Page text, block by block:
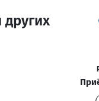
других